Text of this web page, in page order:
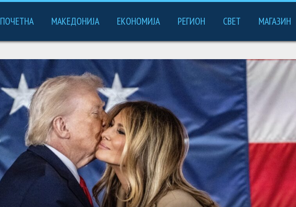
ПОЧЕТНА МАКЕДОНИЈА ЕКОНОМИЈА РЕГИОН СВЕТ МАГАЗИН